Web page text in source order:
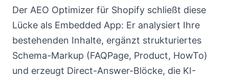
Der AEO Optimizer für Shopify schließt diese
Lücke als Embedded App: Er analysiert Ihre
bestehenden Inhalte, ergänzt strukturiertes
Schema-Markup (FAQPage, Product, HowTo)
und erzeugt Direct-Answer-Blöcke, die KI-